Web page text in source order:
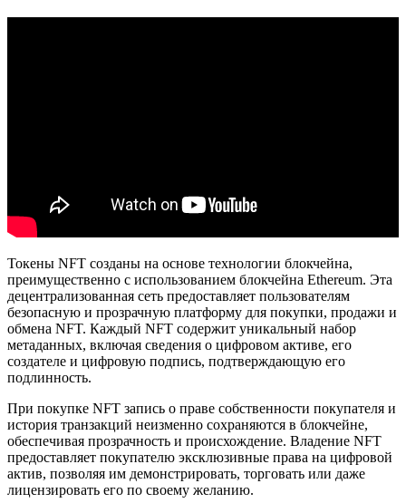
Токены NFT созданы на основе технологии блокчейна,
преимущественно с использованием блокчейна Ethereum. Эта
децентрализованная сеть предоставляет пользователям
безопасную и прозрачную платформу для покупки, продажи и
обмена NFT. Каждый NFT содержит уникальный набор
метаданных, включая сведения о цифровом активе, его
создателе и цифровую подпись, подтверждающую его
подлинность.
При покупке NFT запись о праве собственности покупателя и
история транзакций неизменно сохраняются в блокчейне,
обеспечивая прозрачность и происхождение. Владение NFT
предоставляет покупателю эксклюзивные права на цифровой
актив, позволяя им демонстрировать, торговать или даже
лицензировать его по своему желанию.